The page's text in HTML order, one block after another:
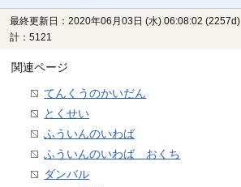
最終更新日：2020年06月03日 (水) 06:08:02 (2257d)
計：5121
関連ページ
てんくうのかいだん
とくせい
ふういんのいわば
ふういんのいわば おくち
ダンバル